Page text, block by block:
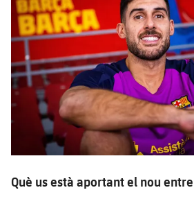
Què us està aportant el nou